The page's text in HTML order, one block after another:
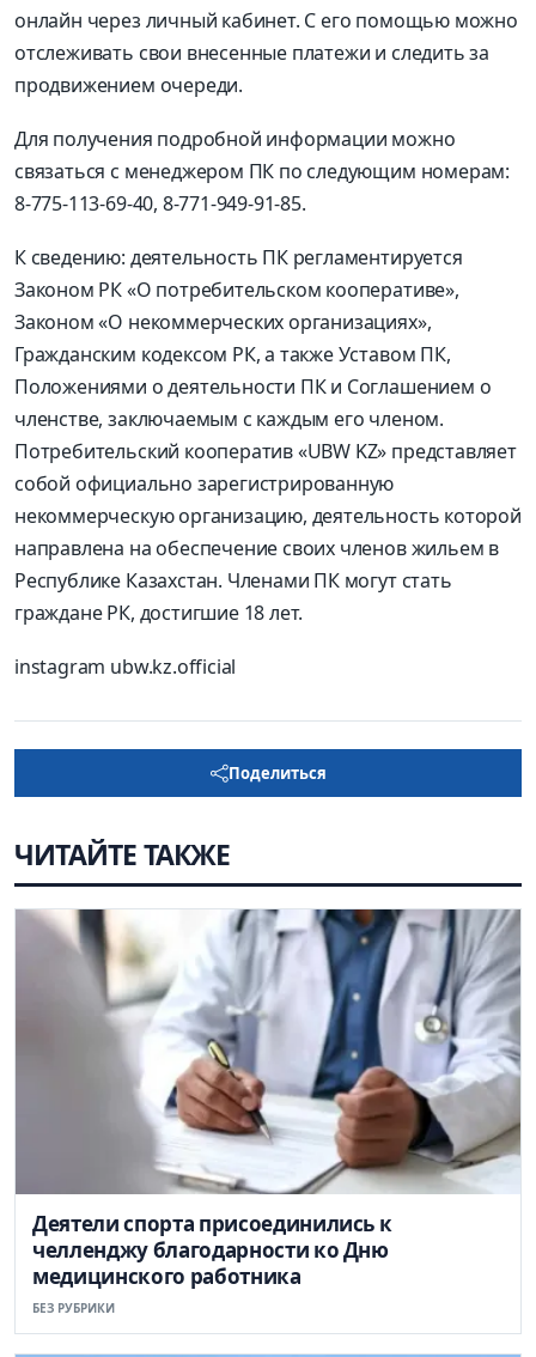
онлайн через личный кабинет. С его помощью можно
отслеживать свои внесенные платежи и следить за
продвижением очереди.
Для получения подробной информации можно
связаться с менеджером ПК по следующим номерам:
8-775-113-69-40, 8-771-949-91-85.
К сведению: деятельность ПК регламентируется
Законом РК «О потребительском кооперативе»,
Законом «О некоммерческих организациях»,
Гражданским кодексом РК, а также Уставом ПК,
Положениями о деятельности ПК и Соглашением о
членстве, заключаемым с каждым его членом.
Потребительский кооператив «UBW KZ» представляет
собой официально зарегистрированную
некоммерческую организацию, деятельность которой
направлена на обеспечение своих членов жильем в
Республике Казахстан. Членами ПК могут стать
граждане РК, достигшие 18 лет.
instagram ubw.kz.official
Поделиться
ЧИТАЙТЕ ТАКЖЕ
Деятели спорта присоединились к
челленджу благодарности ко Дню
медицинского работника
БЕЗ РУБРИКИ